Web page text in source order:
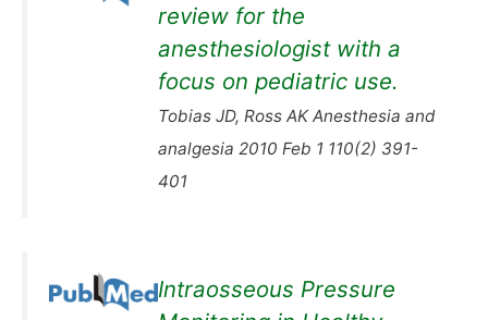
review for the
anesthesiologist with a
focus on pediatric use.
Tobias JD, Ross AK Anesthesia and
analgesia 2010 Feb 1 110(2) 391-
401
Intraosseous Pressure